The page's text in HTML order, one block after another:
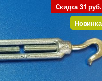
Скидка 31 руб.
Новинка